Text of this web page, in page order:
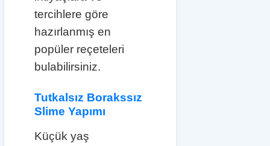
tercihlere göre
hazırlanmış en
popüler reçeteleri
bulabilirsiniz.
Tutkalsız Borakssız
Slime Yapımı
Küçük yaş